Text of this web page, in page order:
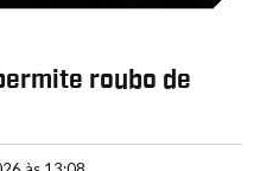
roubo de